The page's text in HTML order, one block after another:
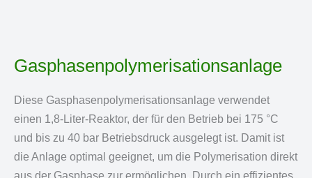
Gasphasenpolymerisationsanlage
Diese Gasphasenpolymerisationsanlage verwendet
einen 1,8-Liter-Reaktor, der für den Betrieb bei 175 °C
und bis zu 40 bar Betriebsdruck ausgelegt ist. Damit ist
die Anlage optimal geeignet, um die Polymerisation direkt
aus der Gasphase zur ermöglichen. Durch ein effizientes